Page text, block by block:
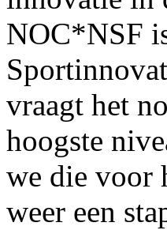
NOC*NSF
vraagt het
hoogste
we die voor
weer een